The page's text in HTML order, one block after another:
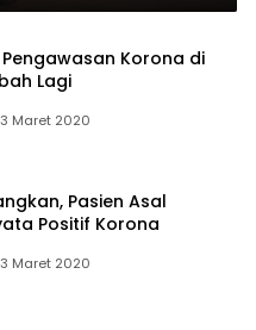
Korona di
Lagi
Maret 2020
Pasien Asal
Positif Korona
Maret 2020